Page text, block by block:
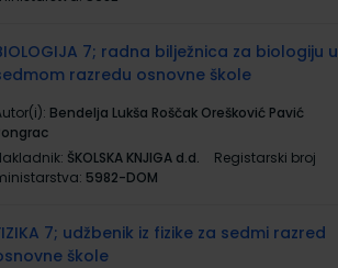
7; radna bilježnica za biologiju u
razredu osnovne škole
Bendelja Lukša Roščak Orešković Pavić
ŠKOLSKA KNJIGA d.d.
Registarski broj
5982-DOM
7; udžbenik iz fizike za sedmi razred
škole